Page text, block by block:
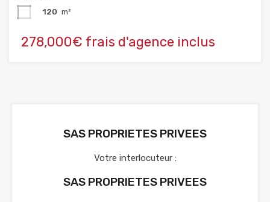
120 m²
278,000€ frais d'agence inclus
SAS PROPRIETES PRIVEES
Votre interlocuteur :
SAS PROPRIETES PRIVEES